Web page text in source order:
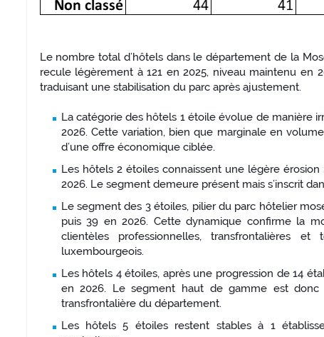
Le nombre total d’hôtels dans le département de la
recule légèrement à 121 en 2025, niveau maintenu en
traduisant une stabilisation du parc après ajustement.
La catégorie des hôtels 1 étoile évolue de manière
2026. Cette variation, bien que marginale en
d’une offre économique ciblée.
Les hôtels 2 étoiles connaissent une légère
2026. Le segment demeure présent mais s’inscrit
Le segment des 3 étoiles, pilier du parc hôtelier
puis 39 en 2026. Cette dynamique confirme la
clientèles professionnelles, transfrontalières
luxembourgeois.
Les hôtels 4 étoiles, après une progression de 14
en 2026. Le segment haut de gamme est donc
transfrontalière du département.
Les hôtels 5 étoiles restent stables à 1